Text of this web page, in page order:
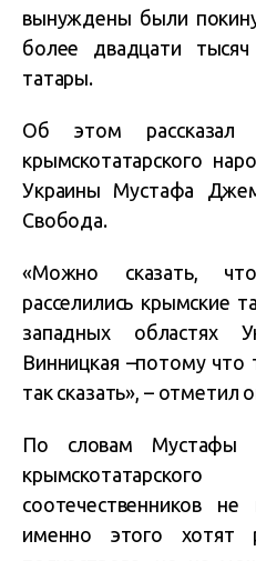
вынуждены были
более двадцати
татары.
Об этом рассказал
крымскотатарского
Украины Мустафа
Свобода.
«Можно сказать,
расселились крымские
западных областях
Винницкая –потому
так сказать», – отметил
По словам Мустафы
соотечественников
именно этого хотят